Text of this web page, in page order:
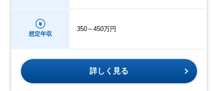
想定年収
350～450万円
詳しく見る